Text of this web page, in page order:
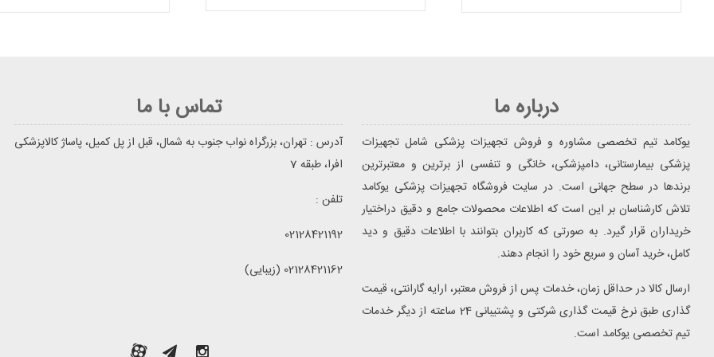
درباره ما
یوکامد تیم تخصصی مشاوره و فروش تجهیزات پزشکی شامل تجهیزات
پزشکی بیمارستانی، دامپزشکی، خانگی و تنفسی از برترین و معتبرترین
برندها در سطح جهانی است. در سایت فروشگاه تجهیزات پزشکی یوکامد
تلاش کارشناسان بر این است که اطلاعات محصولات جامع و دقیق دراختیار
خریداران قرار گیرد. به صورتی که کاربران بتوانند با اطلاعات دقیق و دید
کامل، خرید آسان و سریع خود را انجام دهند.
ارسال کالا در حداقل زمان، خدمات پس از فروش معتبر، ارایه گارانتی، قیمت
گذاری طبق نرخ قیمت گذاری شرکتی و پشتیبانی 24 ساعته از دیگر خدمات
تیم تخصصی یوکامد است.
تماس با ما
آدرس : تهران، بزرگراه نواب جنوب به شمال، قبل از پل کمیل، پاساژ کالاپزشکی
افرا، طبقه 7
تلفن :
02128421192
02128421162 (زیبایی)